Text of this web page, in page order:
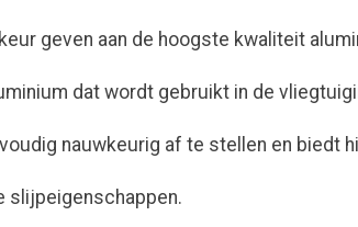
geven aan de hoogste kwaliteit
dat wordt gebruikt in de
nauwkeurig af te stellen en biedt
slijpeigenschappen.